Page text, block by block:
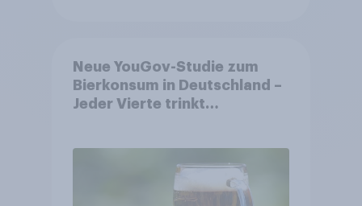
Neue YouGov-Studie zum
Bierkonsum in Deutschland –
Jeder Vierte trinkt
wächst um über 23 Prozent